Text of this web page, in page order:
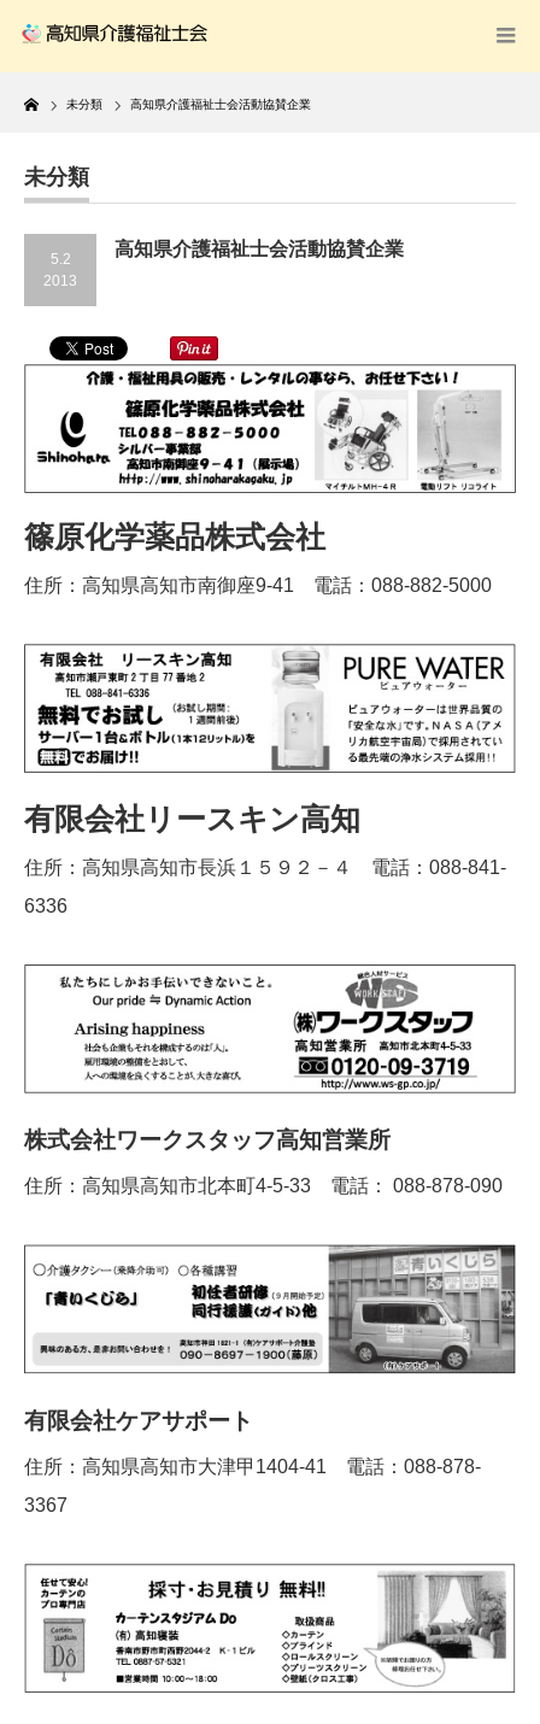
Home
未分類 高知県介護福祉士会活動協賛企業
未分類
5.2
2013
高知県介護福祉士会活動協賛企業
篠原化学薬品株式会社
住所：高知県高知市南御座9-41 電話：088-882-5000
有限会社リースキン高知
住所：高知県高知市長浜１５９２－４ 電話：088-841-
6336
株式会社ワークスタッフ高知営業所
住所：高知県高知市北本町4-5-33 電話： 088-878-090
有限会社ケアサポート
住所：高知県高知市大津甲1404-41 電話：088-878-
3367